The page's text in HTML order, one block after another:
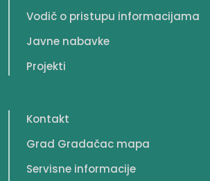
Vodič o pristupu informacijama
Javne nabavke
Projekti
Kontakt
Grad Gradačac mapa
Servisne informacije